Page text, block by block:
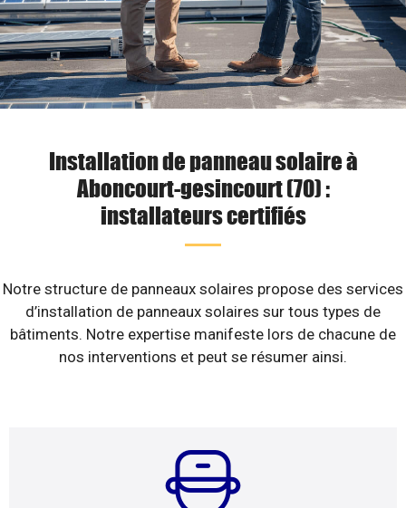
Installation de panneau solaire à
Aboncourt-gesincourt (70) :
installateurs certifiés
Notre structure de panneaux solaires propose des services
d’installation de panneaux solaires sur tous types de
bâtiments. Notre expertise manifeste lors de chacune de
nos interventions et peut se résumer ainsi.